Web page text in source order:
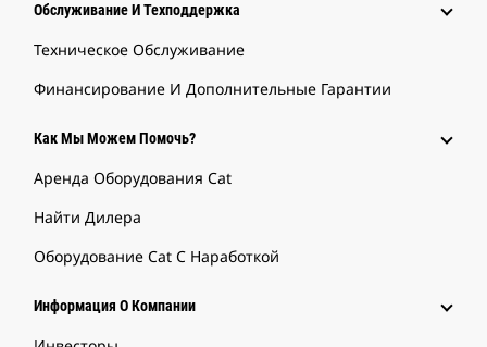
Обслуживание И Техподдержка
Техническое Обслуживание
Финансирование И Дополнительные Гарантии
Как Мы Можем Помочь?
Аренда Оборудования Cat
Найти Дилера
Оборудование Cat С Наработкой
Информация О Компании